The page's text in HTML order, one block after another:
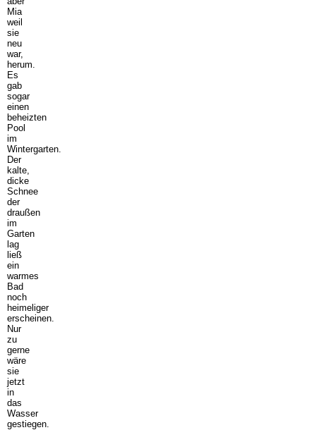
Mia
weil
sie
neu
war,
herum.
Es
gab
sogar
einen
beheizten
Pool
im
Wintergarten.
Der
kalte,
dicke
Schnee
der
draußen
im
Garten
lag
ließ
ein
warmes
Bad
noch
heimeliger
erscheinen.
Nur
zu
gerne
wäre
sie
jetzt
in
das
Wasser
gestiegen.